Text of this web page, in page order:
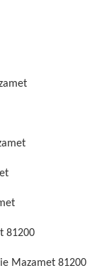
81200
Mazamet 81200